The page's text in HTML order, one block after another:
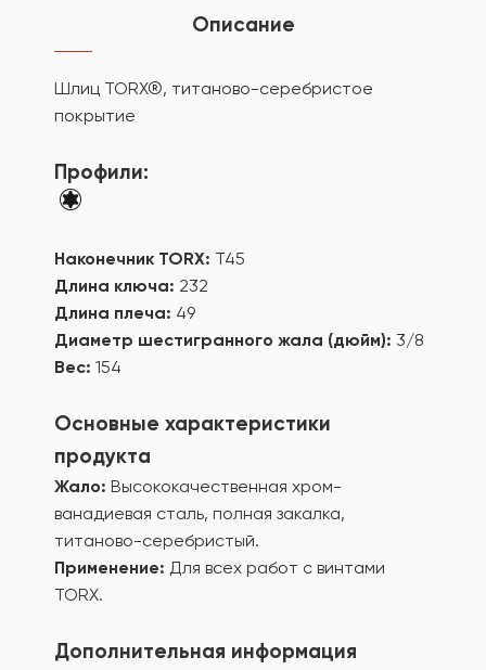
Описание
Шлиц TORX®, титаново-серебристое
покрытие
Профили:
Наконечник TORX: T45
Длина ключа: 232
Длина плеча: 49
Диаметр шестигранного жала (дюйм): 3/8
Вес: 154
Основные характеристики
продукта
Жало: Высококачественная хром-
ванадиевая сталь, полная закалка,
титаново-серебристый.
Применение: Для всех работ с винтами
TORX.
Дополнительная информация